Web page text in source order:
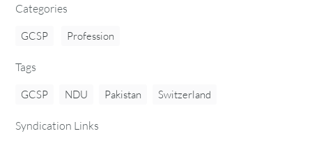
Categories
GCSP Profession
Tags
GCSP NDU Pakistan Switzerland
Syndication Links